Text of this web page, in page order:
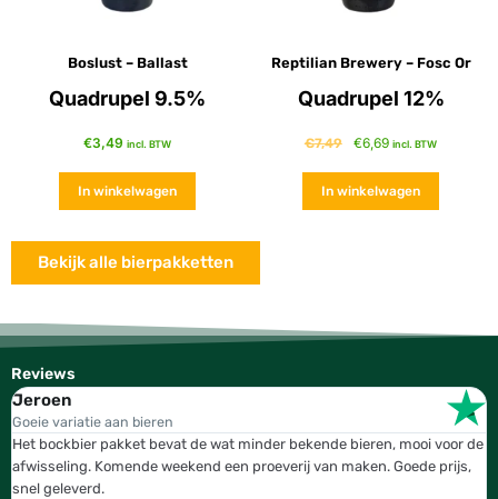
Boslust – Ballast
Quadrupel 9.5%
€3,49 incl. BTW
In winkelwagen
Reptilian Brewery – Fosc Or
Quadrupel 12%
€7,49 €6,69 incl. BTW
In winkelwagen
Bekijk alle bierpakketten
Reviews
Jeroen
Goeie variatie aan bieren
Het bockbier pakket bevat de wat minder bekende bieren, mooi voor de
afwisseling. Komende weekend een proeverij van maken. Goede prijs,
snel geleverd.